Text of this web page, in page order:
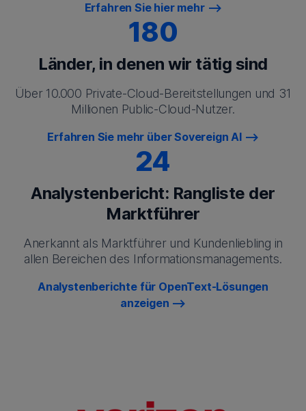
Erfahren Sie hier mehr
180
Länder, in denen wir tätig sind
Über 10.000 Private-Cloud-Bereitstellungen und 31
Millionen Public-Cloud-Nutzer.
Erfahren Sie mehr über Sovereign AI
24
Analystenbericht: Rangliste der
Marktführer
Anerkannt als Marktführer und Kundenliebling in
allen Bereichen des Informationsmanagements.
Analystenberichte für OpenText-Lösungen
anzeigen